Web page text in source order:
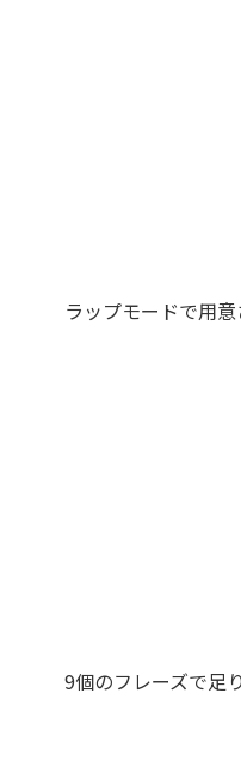
ラップモードで用
9個のフレーズで足